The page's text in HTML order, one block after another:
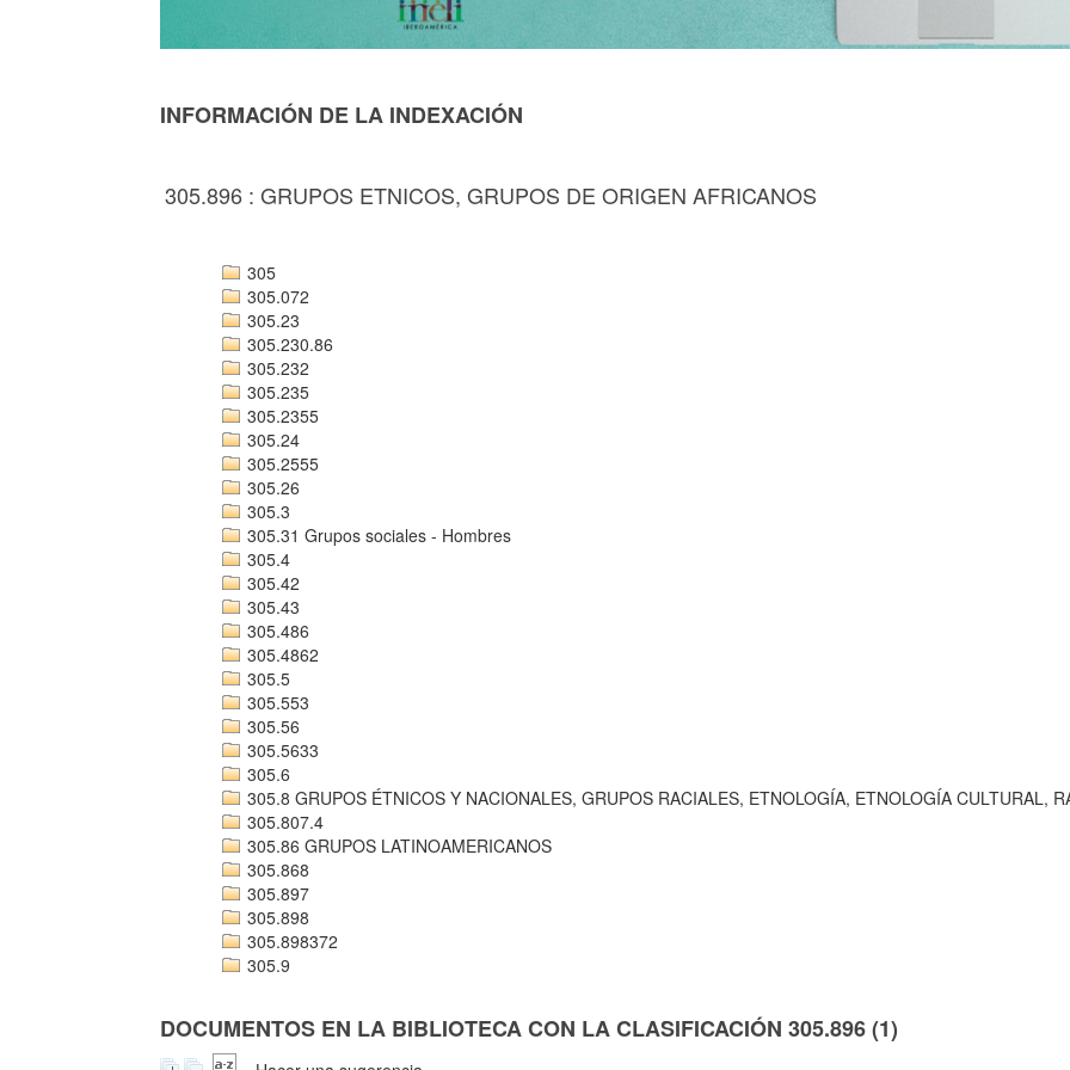
INFORMACIÓN DE LA INDEXACIÓN
305.896 : GRUPOS ETNICOS, GRUPOS DE ORIGEN AFRICANOS
305
305.072
305.23
305.230.86
305.232
305.235
305.2355
305.24
305.2555
305.26
305.3
305.31 Grupos sociales - Hombres
305.4
305.42
305.43
305.486
305.4862
305.5
305.553
305.56
305.5633
305.6
305.8 GRUPOS ÉTNICOS Y NACIONALES, GRUPOS RACIALES, ETNOLOGÍA, ETNOLOGÍA CULTURAL,
305.807.4
305.86 GRUPOS LATINOAMERICANOS
305.868
305.897
305.898
305.898372
305.9
DOCUMENTOS EN LA BIBLIOTECA CON LA CLASIFICACIÓN 305.896 (1)